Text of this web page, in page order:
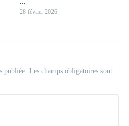
28 février 2026
publiée. Les champs obligatoires sont